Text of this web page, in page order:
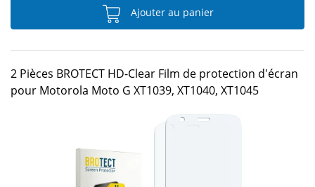
Ajouter au panier
2 Pièces BROTECT HD-Clear Film de protection d'écran
pour Motorola Moto G XT1039, XT1040, XT1045